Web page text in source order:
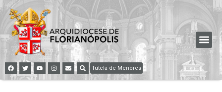
Tutela de Menores